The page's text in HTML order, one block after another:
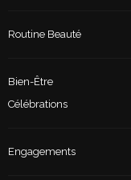
Routine Beauté
Bien-Être
Célébrations
Engagements